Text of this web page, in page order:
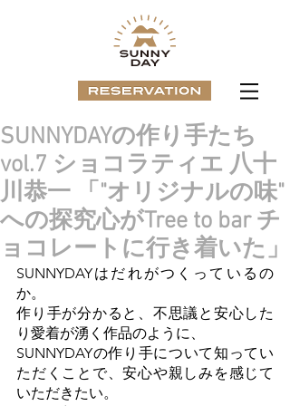
SUNNYDAYの作り手たち
vol.7 ショコラティエ 八十
川恭一 「"オリジナルの味"
への探究心がTree to bar チ
ョコレートに行き着いた」
SUNNYDAYはだれがつくっているの
か。
作り手が分かると、不思議と安心した
り愛着が湧く作品のように、
SUNNYDAYの作り手について知ってい
ただくことで、安心や親しみを感じて
いただきたい。